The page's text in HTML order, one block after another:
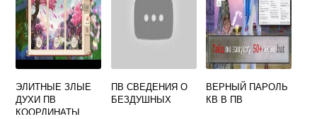
ЭЛИТНЫЕ ЗЛЫЕ
ДУХИ ПВ
КООРДИНАТЫ
ПВ СВЕДЕНИЯ О
БЕЗДУШНЫХ
ВЕРНЫЙ ПАРОЛЬ
КВ В ПВ